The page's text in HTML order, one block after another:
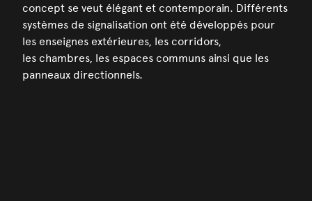
concept se veut élégant et contemporain. Différents
systèmes de signalisation ont été développés pour
les enseignes extérieures, les corridors,
les chambres, les espaces communs ainsi que les
panneaux directionnels.